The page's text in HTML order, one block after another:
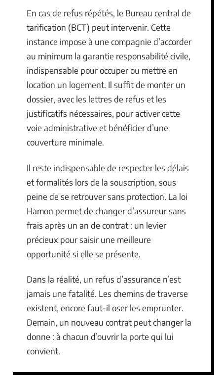
En cas de refus répétés, le Bureau central de
tarification (BCT) peut intervenir. Cette
instance impose à une compagnie d’accorder
au minimum la garantie responsabilité civile,
indispensable pour occuper ou mettre en
location un logement. Il suffit de monter un
dossier, avec les lettres de refus et les
justificatifs nécessaires, pour activer cette
voie administrative et bénéficier d’une
couverture minimale.
Il reste indispensable de respecter les délais
et formalités lors de la souscription, sous
peine de se retrouver sans protection. La loi
Hamon permet de changer d’assureur sans
frais après un an de contrat : un levier
précieux pour saisir une meilleure
opportunité si elle se présente.
Dans la réalité, un refus d’assurance n’est
jamais une fatalité. Les chemins de traverse
existent, encore faut-il oser les emprunter.
Demain, un nouveau contrat peut changer la
donne : à chacun d’ouvrir la porte qui lui
convient.